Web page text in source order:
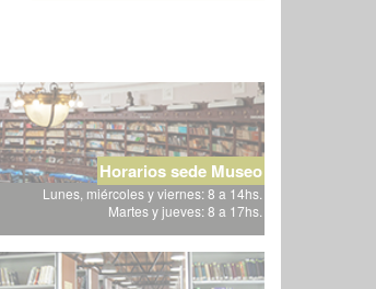
Horarios sede Museo
Lunes, miércoles y viernes: 8 a 14hs.
Martes y jueves: 8 a 17hs.